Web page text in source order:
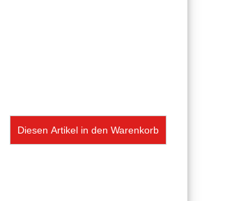
Diesen Artikel in den Warenkorb